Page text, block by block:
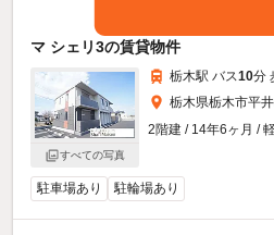
マ シェリ3の賃貸物件
すべての写真
栃木駅 バス10分
栃木県栃木市平
2階建 / 14年6ヶ月 /
駐車場あり 駐輪場あり